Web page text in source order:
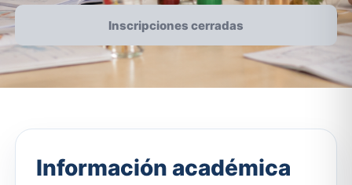
Inscripciones cerradas
Información académica